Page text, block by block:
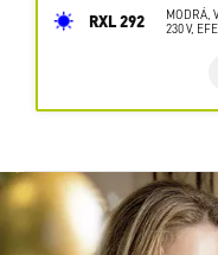
RXL 292
MODRÁ,
230 V,